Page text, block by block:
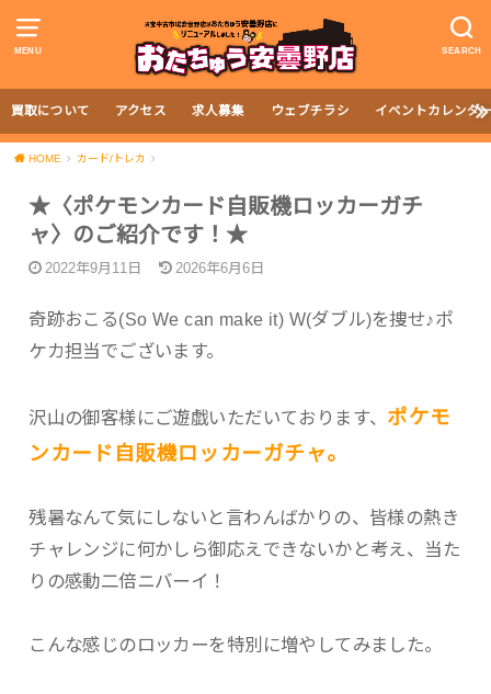
MENU SEARCH
買取について アクセス 求人募集 ウェブチラシ イベントカレンダ
HOME カード/トレカ
★〈ポケモンカード自販機ロッカーガチ
ャ〉のご紹介です！★
2022年9月11日 2026年6月6日
奇跡おこる(So We can make it) W(ダブル)を捜せ♪ポ
ケカ担当でございます。
沢山の御客様にご遊戯いただいております、 ポケモ
ンカード自販機ロッカーガチャ。
残暑なんて気にしないと言わんばかりの、皆様の熱き
チャレンジに何かしら御応えできないかと考え、当た
りの感動二倍ニバーイ！
こんな感じのロッカーを特別に増やしてみました。